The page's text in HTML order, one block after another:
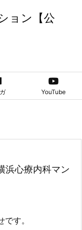
ョン【公
YouTube
浜心療内科マン
す。